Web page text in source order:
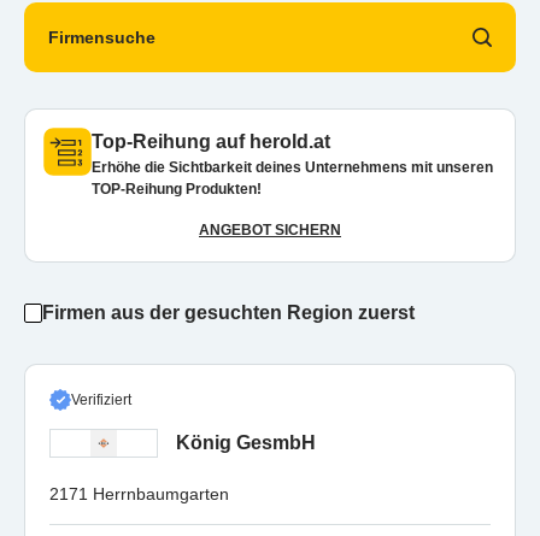
Firmensuche
Top-Reihung auf herold.at
Erhöhe die Sichtbarkeit deines Unternehmens mit unseren
TOP-Reihung Produkten!
ANGEBOT SICHERN
Firmen aus der gesuchten Region zuerst
Verifiziert
König GesmbH
2171 Herrnbaumgarten